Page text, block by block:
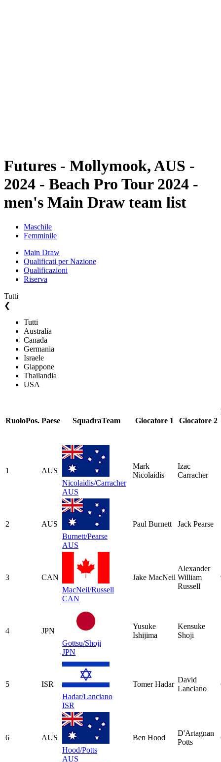
Futures - Mollymook, AUS -
2024 - Beach Pro Tour 2024 -
men's Main Draw team list
Maschile
Femminile
Main Draw
Qualificati per Nazione
Qualificazioni
Riserva
Tutti
❮
Tutti
Australia
Canada
Germania
Israele
Giappone
Thailandia
USA
RuoloPos. Paese SquadraTeam Giocatore 1 Giocatore 2
1
AUS
Nicolaidis/Carracher
AUS
Mark
Nicolaidis
Izac
Carracher
2
AUS
Burnett/Pearse
AUS
Paul Burnett Jack Pearse
3
CAN
MacNeil/Russell
CAN
Jake MacNeil
Alexander
William
Russell
4
JPN
Gottsu/Shoji
JPN
Yusuke
Ishijima
Kensuke
Shoji
5
ISR
Hadar/Lanciano
ISR
Tomer Hadar
David
Lanciano
6
AUS
Hood/Potts
AUS
Ben Hood
D'Artagnan
Potts